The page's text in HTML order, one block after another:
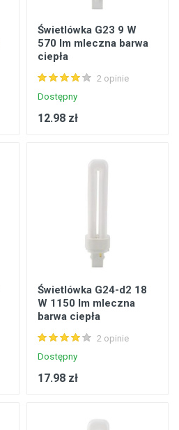
Świetlówka G23 9 W
570 lm mleczna barwa
ciepła
2 opinie
Dostępny
12.98 zł
Świetlówka G24-d2 18
W 1150 lm mleczna
barwa ciepła
2 opinie
Dostępny
17.98 zł